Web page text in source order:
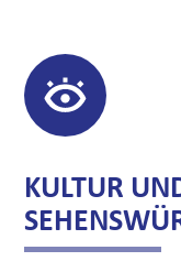
KULTUR